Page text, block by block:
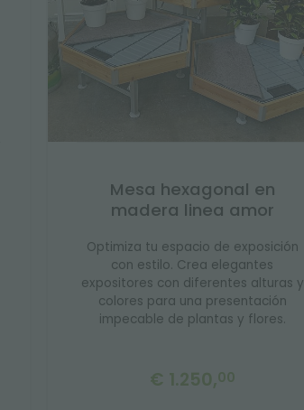
Mesa hexagonal en
madera linea amor
Optimiza tu espacio de exposición
con estilo. Crea elegantes
expositores con diferentes alturas y
colores para una presentación
impecable de plantas y flores.
€ 1.250,00